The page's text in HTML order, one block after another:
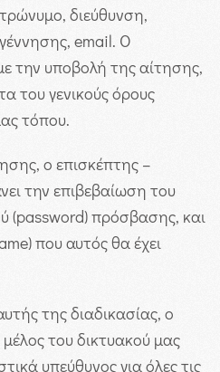
διεύθυνση,
email. Ο
την υποβολή της αίτησης,
του γενικούς όρους
τόπου.
ο επισκέπτης –
την επιβεβαίωση του
(password) πρόσβασης, και
που αυτός θα έχει
της διαδικασίας, ο
του δικτυακού μας
υπεύθυνος για όλες τις